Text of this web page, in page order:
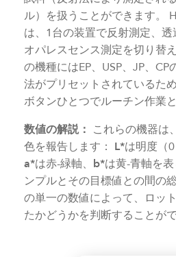
ル）を扱うことができます。
は、1台の装置で反射測定、
オパレスセンス測定を切り替
の機種にはEP、USP、JP、
法がプリセットされているた
ボタンひとつでルーチン作業
数値の解説： これらの機器は
色を報告します： L*は明度（
a*は赤-緑軸、 b*は黄-青軸を表
ンプルとその目標値との間の
の単一の数値によって、ロッ
たかどうかを判断することがで